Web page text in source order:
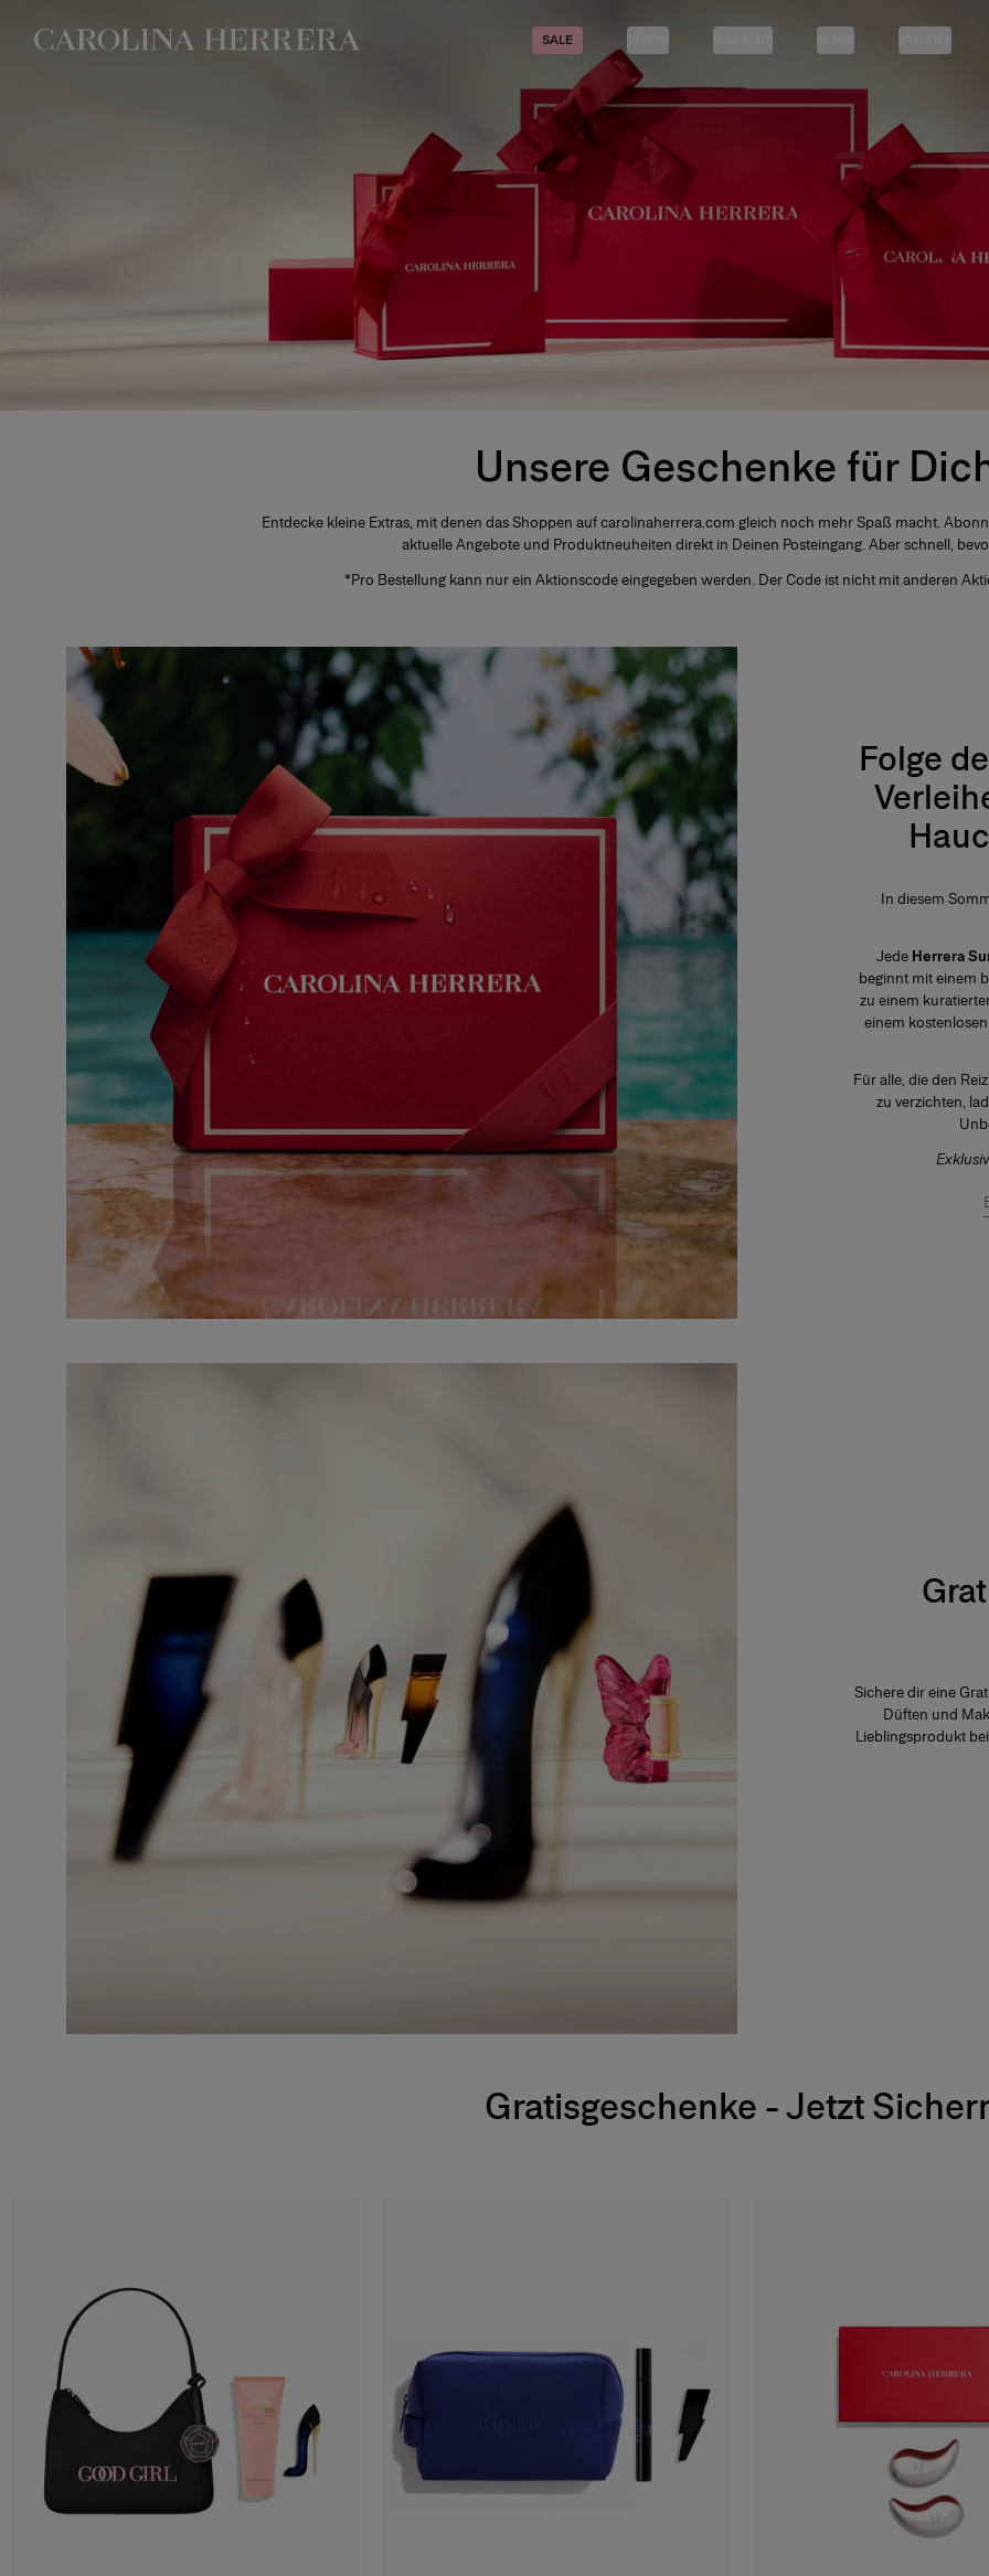
Erklärung zur Barrierefreiheit (Link)
SALE
Unsere Geschenke für
Entdecke kleine Extras, mit denen das Shoppen auf carolinaherrera.com gleich noch mehr Spaß macht.
aktuelle Angebote und Produktneuheiten direkt in Deinen Posteingang. Aber schnell,
*Pro Bestellung kann nur ein Aktionscode eingegeben werden. Der Code ist nicht mit anderen
Folge
In diesem
Jede Herrera
beginnt mit einem
zu einem
einem
Für alle, die den
zu verzichten,
Sichere dir eine
Düften und
Lieblingsprodukt
Gratisgeschenke - Jetzt